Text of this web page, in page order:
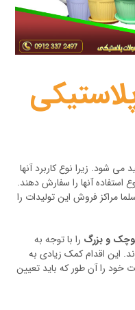
می شود. زیرا نوع کاربرد آنها
استفاده آنها را سفارش دهند.
مراکز فروش این تولیدات را
و بزرگ را با توجه به
این اقدام کمک زیادی به
خود را آن طور که باید تعیین